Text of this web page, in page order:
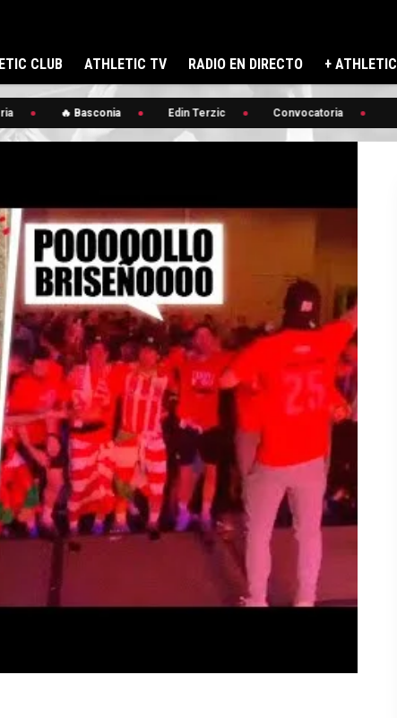
CLUB ATHLETIC TV RADIO EN DIRECTO + ATHLETIC
🔥 Basconia Edin Terzic Convocatoria